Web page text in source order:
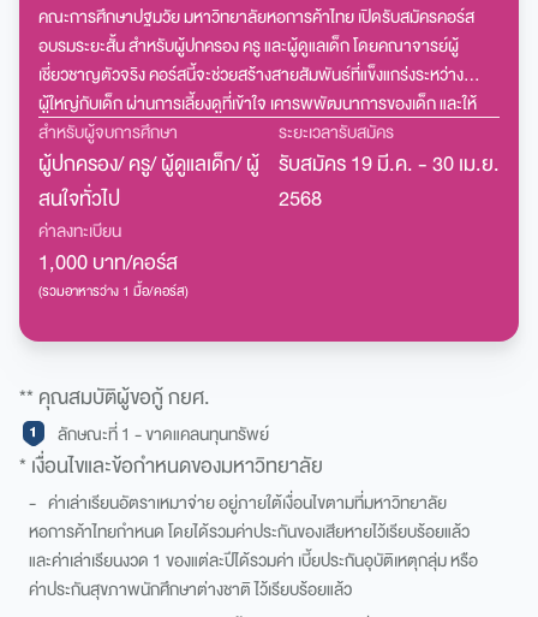
คณะการศึกษาปฐมวัย มหาวิทยาลัยหอการค้าไทย เปิดรับสมัครคอร์ส
อบรมระยะสั้น สำหรับผู้ปกครอง ครู และผู้ดูแลเด็ก โดยคณาจารย์ผู้
เชี่ยวชาญตัวจริง คอร์สนี้จะช่วยสร้างสายสัมพันธ์ที่แข็งแกร่งระหว่าง
ผู้ใหญ่กับเด็ก ผ่านการเลี้ยงดูที่เข้าใจ เคารพพัฒนาการของเด็ก และให้
พลังการเรียนรู้
สำหรับผู้จบการศึกษา
ผู้ปกครอง/ ครู/ ผู้ดูแลเด็ก/ ผู้
สนใจทั่วไป
ระยะเวลารับสมัคร
รับสมัคร 19 มี.ค. - 30 เม.ย.
2568
ค่าลงทะเบียน
1,000 บาท/คอร์ส
(รวมอาหารว่าง 1 มื้อ/คอร์ส)
* เงื่อนไขและข้อกำหนดของมหาวิทยาลัย
- ค่าเล่าเรียนอัตราเหมาจ่าย อยู่ภายใต้เงื่อนไขตามที่มหาวิทยาลัย
หอการค้าไทยกำหนด โดยได้รวมค่าประกันของเสียหายไว้เรียบร้อยแล้ว
และค่าเล่าเรียนงวด 1 ของแต่ละปีได้รวมค่า เบี้ยประกันอุบัติเหตุกลุ่ม หรือ
ค่าประกันสุขภาพนักศึกษาต่างชาติ ไว้เรียบร้อยแล้ว
** คุณสมบัติผู้ขอกู้ กยศ.
ลักษณะที่ 1 - ขาดแคลนทุนทรัพย์